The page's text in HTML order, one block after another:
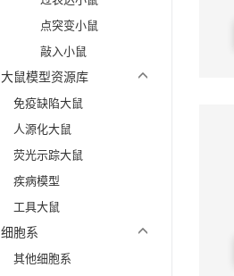
点突变小鼠
敲入小鼠
大鼠模型资源库
免疫缺陷大鼠
人源化大鼠
荧光示踪大鼠
疾病模型
工具大鼠
细胞系
其他细胞系